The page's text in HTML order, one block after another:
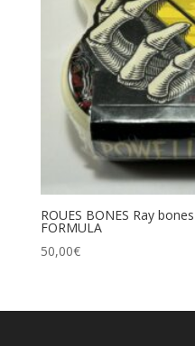
ROUES BONES Ray
FORMULA
50,00€